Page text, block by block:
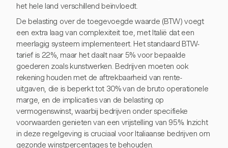
het hele land verschillend beïnvloedt.
De belasting over de toegevoegde waarde (BTW) voegt
een extra laag van complexiteit toe, met Italië dat een
meerlagig systeem implementeert. Het standaard BTW-
tarief is 22%, maar het daalt naar 5% voor bepaalde
goederen zoals kunstwerken. Bedrijven moeten ook
rekening houden met de aftrekbaarheid van rente-
uitgaven, die is beperkt tot 30% van de bruto operationele
marge, en de implicaties van de belasting op
vermogenswinst, waarbij bedrijven onder specifieke
voorwaarden genieten van een vrijstelling van 95%. Inzicht
in deze regelgeving is cruciaal voor Italiaanse bedrijven om
gezonde winstpercentages te behouden.